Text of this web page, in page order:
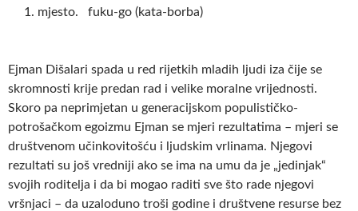
1. mjesto. fuku-go (kata-borba)
Ejman Dišalari spada u red rijetkih mladih ljudi iza čije se
skromnosti krije predan rad i velike moralne vrijednosti.
Skoro pa neprimjetan u generacijskom populističko-
potrošačkom egoizmu Ejman se mjeri rezultatima – mjeri se
društvenom učinkovitošću i ljudskim vrlinama. Njegovi
rezultati su još vredniji ako se ima na umu da je „jedinjak“
svojih roditelja i da bi mogao raditi sve što rade njegovi
vršnjaci – da uzaloduno troši godine i društvene resurse bez